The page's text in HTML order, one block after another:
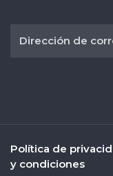
Política de
y condiciones